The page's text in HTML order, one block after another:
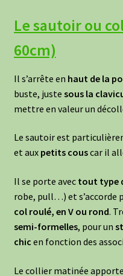
Le sautoir ou
60cm)
Il s’arrête en haut de la
buste, juste sous la
mettre en valeur un
Le sautoir est
et aux petits couscar il
Il se porte avec tout type
robe, pull…) et s’accorde
col roulé, en V ou rond.
semi-formelles, pour un
chic en fonction des
Le collier matinée